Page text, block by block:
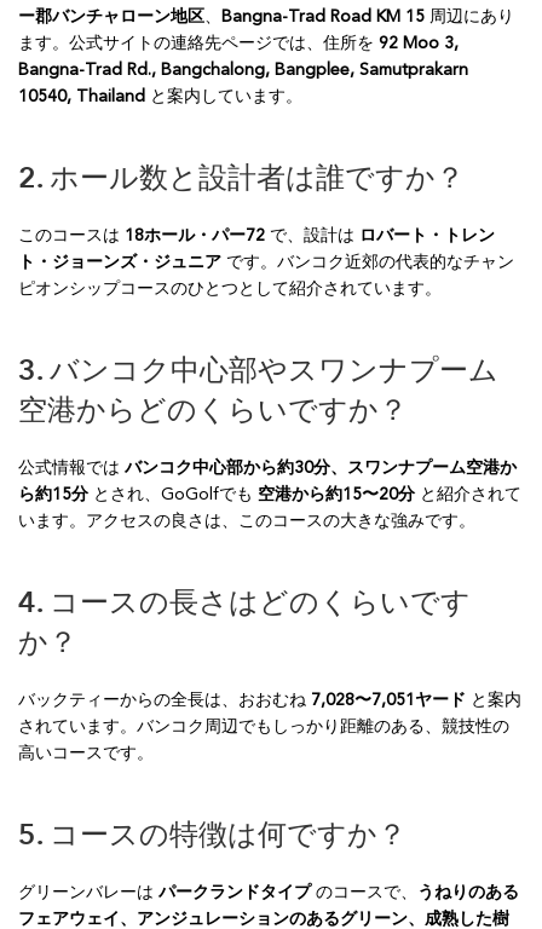
ー郡バンチャローン地区
Bangna-Trad Road KM 15 周辺にあり
ます。公式サイトの連絡先ページでは、住所を 92 Moo 3,
Bangna-Trad Rd., Bangchalong, Bangplee, Samutprakarn
10540, Thailand と案内しています。
2. ホール数と設計者は誰ですか？
このコースは 18ホール・パー72 で、設計は ロバート・トレン
ト・ジョーンズ・ジュニア です。バンコク近郊の代表的なチャン
ピオンシップコースのひとつとして紹介されています。
3. バンコク中心部やスワンナプーム
空港からどのくらいですか？
公式情報では バンコク中心部から約30分、スワンナプーム空港か
ら約15分 とされ、GoGolfでも 空港から約15〜20分 と紹介されて
います。アクセスの良さは、このコースの大きな強みです。
4. コースの長さはどのくらいです
か？
バックティーからの全長は、おおむね 7,028〜7,051ヤード と案内
されています。バンコク周辺でもしっかり距離のある、競技性の
高いコースです。
5. コースの特徴は何ですか？
グリーンバレーは パークランドタイプのコースで、
うねりのある
フェアウェイ、アンジュレーションのあるグリーン、成熟した樹